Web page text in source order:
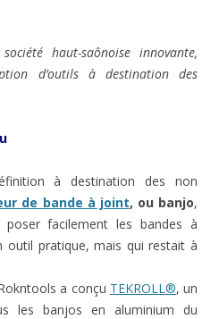
haut-saônoise innovante,
d’outils à destination des
à destination des non
de bande à joint, ou banjo,
facilement les bandes à
outil pratique, mais qui restait à
a conçu TEKROLL®, un
les banjos en aluminium du